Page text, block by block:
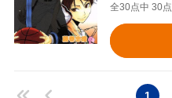
全30点中 30点
1